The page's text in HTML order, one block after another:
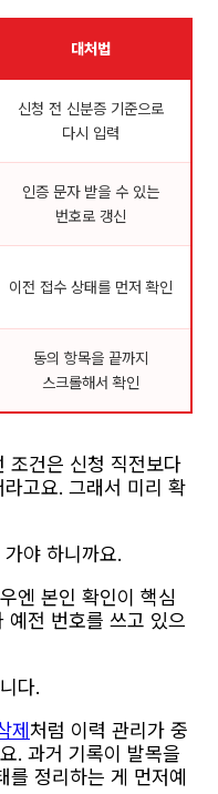
대처법
신청 전 신분증 기준으로
다시 입력
인증 문자 받을 수 있는
번호로 갱신
이전 접수 상태를 먼저 확인
동의 항목을 끝까지
스크롤해서 확인
조건은 신청 직전보다
고요. 그래서 미리 확
야 하니까요.
엔 본인 확인이 핵심
예전 번호를 쓰고 있으
다.
제 처럼 이력 관리가 중
. 과거 기록이 발목을
정리하는 게 먼저예